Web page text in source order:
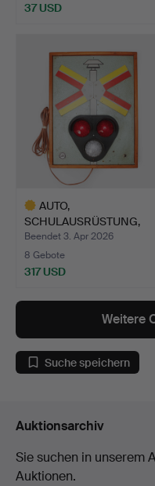
37 USD
AUTO,
SCHULAUSRÜSTUNG,
Verkehrsampel für B…
Beendet 3. Apr 2026
8 Gebote
317 USD
Objekt
Weitere
Suche speichern
Auktionsarchiv
Sie suchen in unserem
Auktionen.